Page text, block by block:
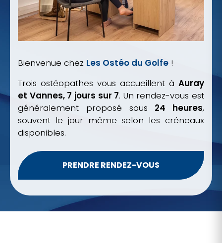
Bienvenue chez Les Ostéo du Golfe !
Trois ostéopathes vous accueillent à Auray
et Vannes, 7 jours sur 7. Un rendez-vous est
généralement proposé sous 24 heures,
souvent le jour même selon les créneaux
disponibles.
PRENDRE RENDEZ-VOUS